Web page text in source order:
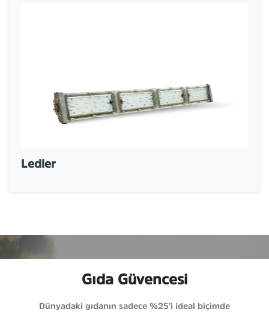
Ledler
Gıda Güvencesi
Dünyadaki gıdanın sadece %25’i ideal biçimde